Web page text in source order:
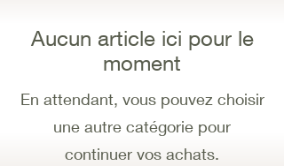
Aucun article ici pour le
moment
En attendant, vous pouvez choisir
une autre catégorie pour
continuer vos achats.